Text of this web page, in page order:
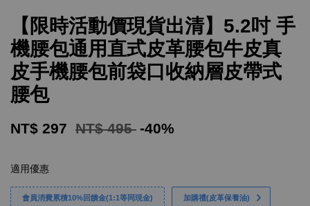
【限時活動價現貨出清】5.2吋 手
機腰包通用直式皮革腰包牛皮真
皮手機腰包前袋口收納層皮帶式
腰包
NT$ 297 NT$ 495 -40%
適用優惠
會員消費累積10%回饋金(1:1等同現金) 加購禮(皮革保養油)